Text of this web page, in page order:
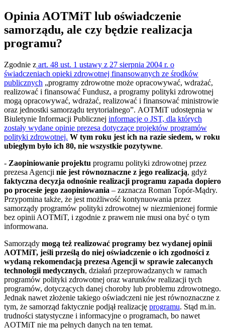
Opinia AOTMiT lub oświadczenie
samorządu, ale czy będzie realizacja
programu?
Zgodnie z art. 48 ust. 1 ustawy z 27 sierpnia 2004 r. o
świadczeniach opieki zdrowotnej finansowanych ze środków
publicznych „programy zdrowotne może opracowywać, wdrażać,
realizować i finansować Fundusz, a programy polityki zdrowotnej
mogą opracowywać, wdrażać, realizować i finansować ministrowie
oraz jednostki samorządu terytorialnego”. AOTMiT udostępnia w
Biuletynie Informacji Publicznej informacje o JST, dla których
zostały wydane opinie prezesa dotyczące projektów programów
polityki zdrowotnej. W tym roku jest ich na razie siedem, w roku
ubiegłym było ich 80, nie wszystkie pozytywne.
- Zaopiniowanie projektu programu polityki zdrowotnej przez
prezesa Agencji nie jest równoznaczne z jego realizacją, gdyż
faktyczna decyzja odnośnie realizacji programu zapada dopiero
po procesie jego zaopiniowania – zaznacza Roman Topór-Mądry.
Przypomina także, że jest możliwość kontynuowania przez
samorządy programów polityki zdrowotnej w niezmienionej formie
bez opinii AOTMiT, i zgodnie z prawem nie musi ona być o tym
informowana.
Samorządy mogą też realizować programy bez wydanej opinii
AOTMiT, jeśli prześlą do niej oświadczenie o ich zgodności z
wydaną rekomendacją prezesa Agencji w sprawie zalecanych
technologii medycznych, działań przeprowadzanych w ramach
programów polityki zdrowotnej oraz warunków realizacji tych
programów, dotyczących danej choroby lub problemu zdrowotnego.
Jednak nawet złożenie takiego oświadczeni nie jest równoznaczne z
tym, że samorząd faktycznie podjął realizację programu. Stąd m.in.
trudności statystyczne i informacyjne o programach, bo nawet
AOTMiT nie ma pełnych danych na ten temat.